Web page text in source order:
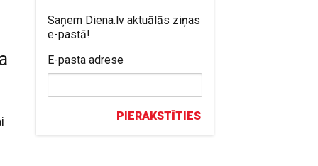
Saņem Diena.lv aktuālās ziņas
e-pastā!
E-pasta adrese
PIERAKSTĪTIES